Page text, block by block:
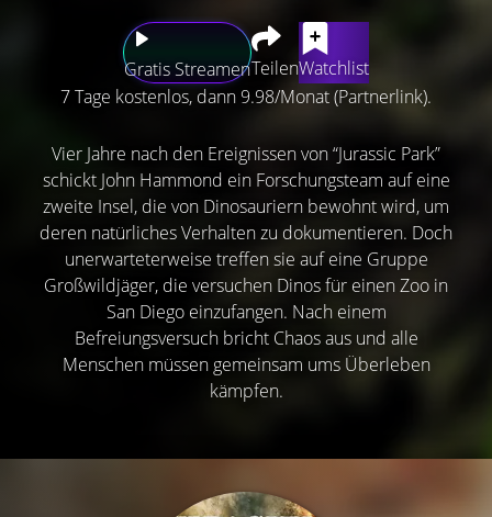
Gratis StreamenTeilenWatchlist
7 Tage kostenlos, dann 9.98/Monat (Partnerlink).
Vier Jahre nach den Ereignissen von “Jurassic Park”
schickt John Hammond ein Forschungsteam auf eine
zweite Insel, die von Dinosauriern bewohnt wird, um
deren natürliches Verhalten zu dokumentieren. Doch
unerwarteterweise treffen sie auf eine Gruppe
Großwildjäger, die versuchen Dinos für einen Zoo in
San Diego einzufangen. Nach einem
Befreiungsversuch bricht Chaos aus und alle
Menschen müssen gemeinsam ums Überleben
kämpfen.